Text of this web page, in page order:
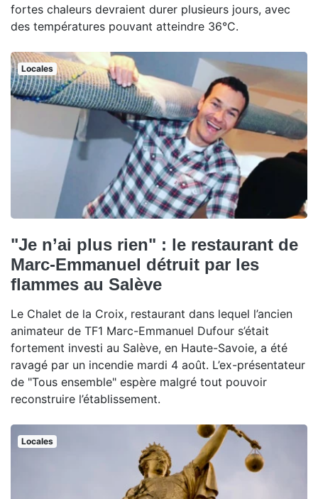
fortes chaleurs devraient durer plusieurs jours, avec
des températures pouvant atteindre 36°C.
Locales
"Je n’ai plus rien" : le restaurant de
Marc-Emmanuel détruit par les
flammes au Salève
Le Chalet de la Croix, restaurant dans lequel l’ancien
animateur de TF1 Marc-Emmanuel Dufour s’était
fortement investi au Salève, en Haute-Savoie, a été
ravagé par un incendie mardi 4 août. L’ex-présentateur
de "Tous ensemble" espère malgré tout pouvoir
reconstruire l’établissement.
Locales